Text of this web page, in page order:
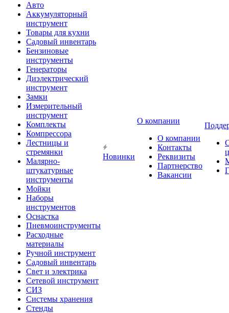
Авто
Аккумуляторный
инструмент
Товары для кухни
Садовый инвентарь
Бензиновые
инструменты
Генераторы
Диэлектрический
инструмент
Замки
Измерительный
инструмент
Комплекты
Компрессора
Лестницы и
стремянки
Малярно-
штукатурные
инструменты
Мойки
Наборы
инструментов
Оснастка
Пневмоинструменты
Расходные
материалы
Ручной инструмент
Садовый инвентарь
Свет и электрика
Сетевой инструмент
СИЗ
Системы хранения
Стенды
Новинки
О компании
О компании
Контакты
Реквизиты
Партнерство
Вакансии